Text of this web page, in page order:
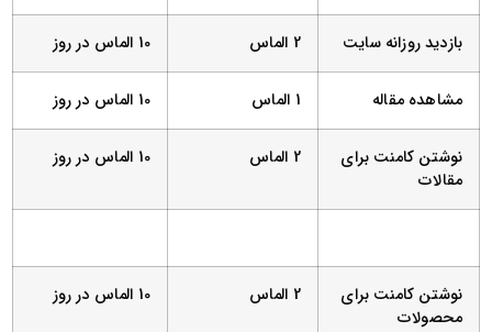
بازدید روزانه سایت 2 الماس 10 الماس در روز
مشاهده مقاله 1 الماس 10 الماس در روز
نوشتن کامنت برای
مقالات
2 الماس 10 الماس در روز
نوشتن کامنت برای
محصولات
2 الماس 10 الماس در روز